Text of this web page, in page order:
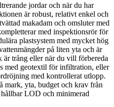
jordar och när du har
är robust, relativt enkel och
makadam och omsluter med
med inspektionsrör för
plastsystem med mycket hög
på liten yta och är
är trång eller när du vill förbereda
med geotextil för infiltration, eller
med kontrollerat utlopp.
mark, yta, budget och krav från
LOD och minimerad